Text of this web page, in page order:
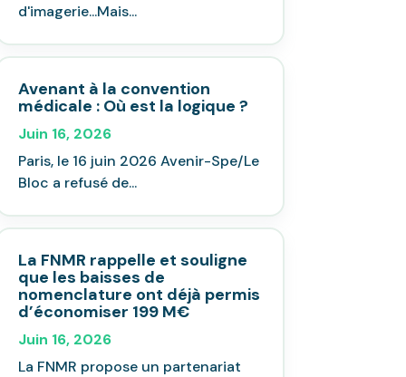
d'imagerie...Mais...
Avenant à la convention
médicale : Où est la logique ?
Juin 16, 2026
Paris, le 16 juin 2026 Avenir-Spe/Le
Bloc a refusé de...
La FNMR rappelle et souligne
que les baisses de
nomenclature ont déjà permis
d’économiser 199 M€
Juin 16, 2026
La FNMR propose un partenariat